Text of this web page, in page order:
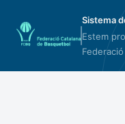
Sistema
Estem